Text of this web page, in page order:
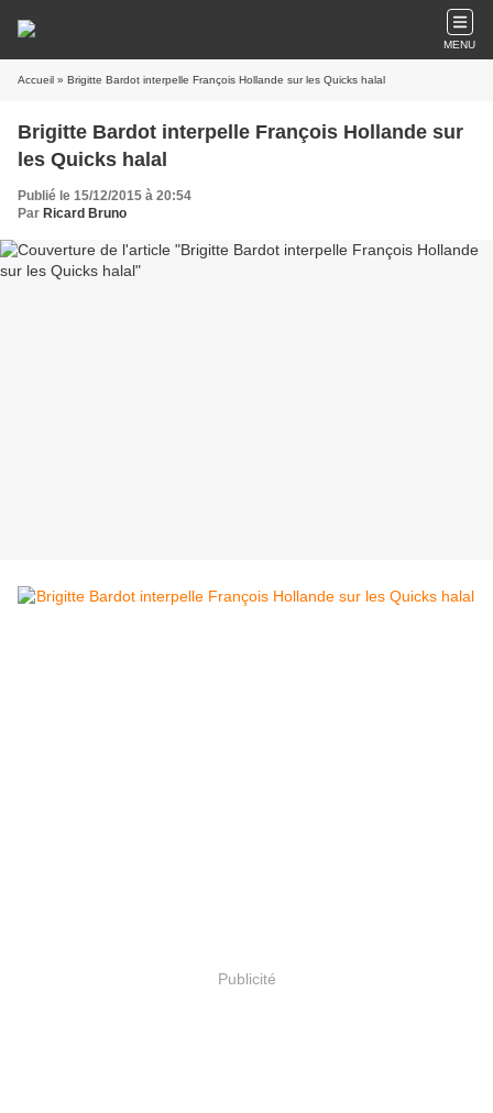
MENU
Accueil » Brigitte Bardot interpelle François Hollande sur les Quicks halal
Brigitte Bardot interpelle François Hollande sur
les Quicks halal
Publié le 15/12/2015 à 20:54
Par Ricard Bruno
Publicité